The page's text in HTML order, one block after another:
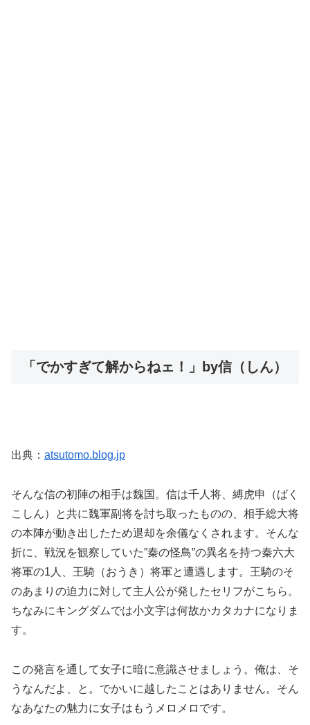
「でかすぎて解からねェ！」by信（しん）
出典： atsutomo.blog.jp
そんな信の初陣の相手は魏国。信は千人将、縛虎申（ばく
こしん）と共に魏軍副将を討ち取ったものの、相手総大将
の本陣が動き出したため退却を余儀なくされます。そんな
折に、戦況を観察していた”秦の怪鳥”の異名を持つ秦六大
将軍の1人、王騎（おうき）将軍と遭遇します。王騎のそ
のあまりの迫力に対して主人公が発したセリフがこちら。
ちなみにキングダムでは小文字は何故かカタカナになりま
す。
この発言を通して女子に暗に意識させましょう。俺は、そ
うなんだよ、と。でかいに越したことはありません。そん
なあなたの魅力に女子はもうメロメロです。